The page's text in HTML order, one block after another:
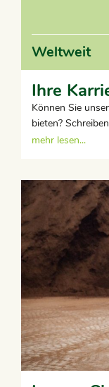
Weltweit
Ihre
Können Sie
bieten?
mehr lesen...